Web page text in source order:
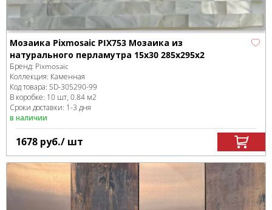
Мозаика Pixmosaic PIX753 Мозаика из
натурального перламутра 15x30 285х295x2
Бренд: Pixmosaic
Коллекция: Каменная
Код товара: SD-305290-99
В коробке: 10 шт, 0.84 м2
Сроки доставки: 1-3 дня
в наличии
1678 руб./ шт